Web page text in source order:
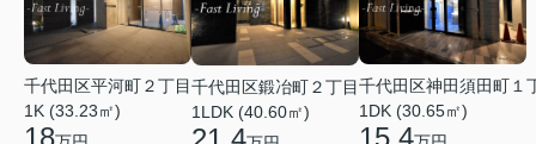
千代田区平河町２丁目
1K (33.23㎡)
千代田区鍛冶町２丁目
1LDK (40.60㎡)
千代田区神田須田町１
1DK (30.65㎡)